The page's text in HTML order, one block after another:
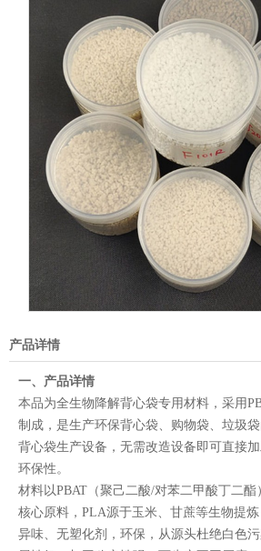
产品详情
一、产品详情
本品为全生物降解背心袋专用材料，采用
制成，是生产环保背心袋、购物袋、垃圾
背心袋生产设备，无需改造设备即可直接
环保性。
材料以PBAT（聚己二酸/对苯二甲酸丁二
核心原料，PLA源于玉米、甘蔗等生物提
异味、无塑化剂，环保，从源头杜绝白色